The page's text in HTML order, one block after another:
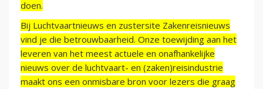
doen.
Bij Luchtvaartnieuws en zustersite Zakenreisnieuws
vind je die betrouwbaarheid. Onze toewijding aan het
leveren van het meest actuele en onafhankelijke
nieuws over de luchtvaart- en (zaken)reisindustrie
maakt ons een onmisbare bron voor lezers die graag